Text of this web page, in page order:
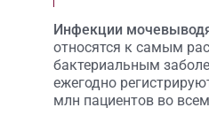
Инфекции
относятся к самым
бактериальным
ежегодно
млн пациентов во